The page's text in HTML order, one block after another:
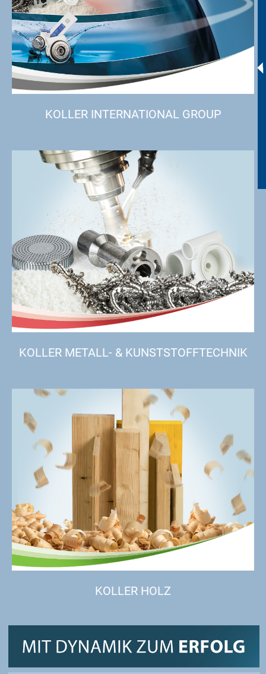
KOLLER INTERNATIONAL GROUP
KOLLER METALL- & KUNSTSTOFFTECHNIK
KOLLER HOLZ